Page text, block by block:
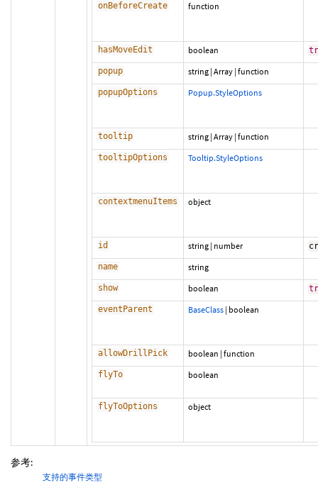
onBeforeCreate function
hasMoveEdit boolean
popup string | Array | function
popupOptions Popup.StyleOptions
tooltip string | Array | function
tooltipOptions Tooltip.StyleOptions
contextmenuItems object
id string | number
name string
show boolean
eventParent BaseClass | boolean
allowDrillPick boolean | function
flyTo boolean
flyToOptions object
参考:
支持的事件类型